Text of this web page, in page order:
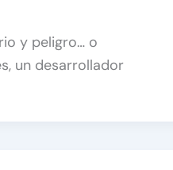
y peligro… o
un desarrollador